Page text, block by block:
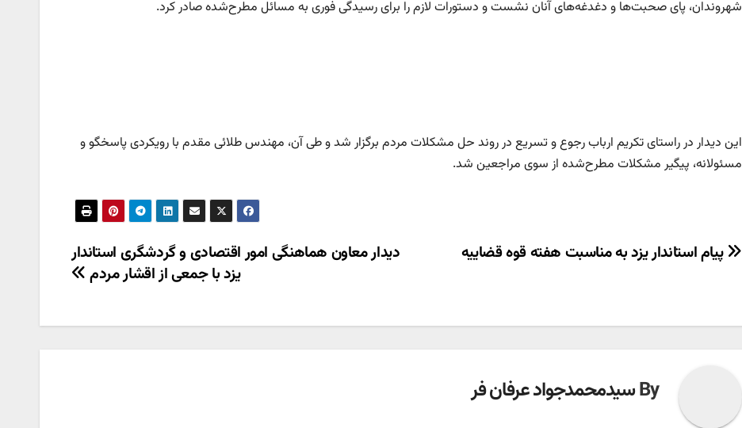
شهروندان، پای صحبت‌ها و دغدغه‌های آنان نشست و دستورات لازم را برای رسیدگی فوری به مسائل مطرح‌شده صادر کرد.
این دیدار در راستای تکریم ارباب رجوع و تسریع در روند حل مشکلات مردم برگزار شد و طی آن، مهندس طلائی مقدم با رویکردی پاسخگو و
مسئولانه، پیگیر مشکلات مطرح‌شده از سوی مراجعین شد.
راهبری
دیدار معاون هماهنگی امور اقتصادی و گردشگری استاندار
یزد با جمعی از اقشار مردم
پیام استاندار یزد به مناسبت هفته قوه قضاییه
Byسیدمحمدجواد عرفان فر